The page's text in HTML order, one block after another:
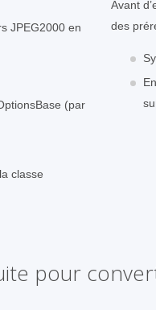
JPEG2000 en
(par
classe
Avant
des
pour